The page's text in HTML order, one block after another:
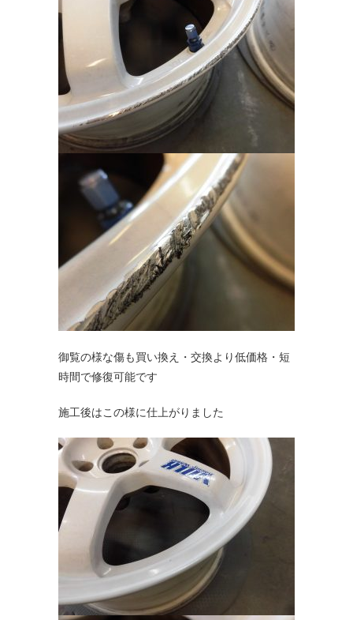
御覧の様な傷も買い換え・交換より低価格・短
時間で修復可能です
施工後はこの様に仕上がりました